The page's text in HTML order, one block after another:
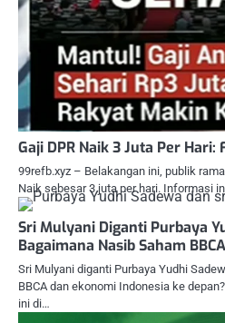
Gaji DPR Naik 3 Juta Per Hari:
99refb.xyz – Belakangan ini, publik
Naik sebesar 3 juta per hari. Informasi
Sri Mulyani Diganti Purbaya
Bagaimana Nasib Saham
Sri Mulyani diganti Purbaya Yudhi
BBCA dan ekonomi Indonesia ke
ini di…